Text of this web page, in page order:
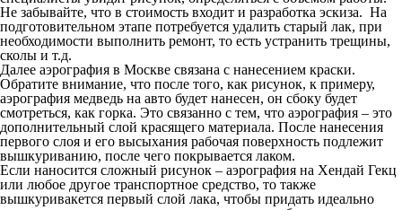
Не забывайте, что в стоимость входит и разработка эскиза. На
подготовительном этапе потребуется удалить старый лак, при
необходимости выполнить ремонт, то есть устранить трещины,
сколы и т.д.
Далее аэрография в Москве связана с нанесением краски.
Обратите внимание, что после того, как рисунок, к примеру,
аэрография медведь на авто будет нанесен, он сбоку будет
смотреться, как горка. Это связанно с тем, что аэрография – это
дополнительный слой красящего материала. После нанесения
первого слоя и его высыхания рабочая поверхность подлежит
вышкуриванию, после чего покрывается лаком.
Если наносится сложный рисунок – аэрография на Хендай Гекц
или любое другое транспортное средство, то также
вышкуривакется первый слой лака, чтобы придать идеально